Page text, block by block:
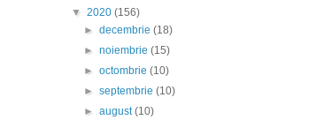
▼ 2020 (156)
►decembrie(18)
►noiembrie(15)
►octombrie(10)
►septembrie(10)
►august(10)